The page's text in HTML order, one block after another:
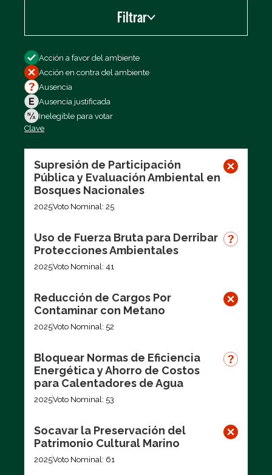
Filtrar
Filtrar por
Acción a favor del ambiente
Acción en contra del ambiente
Ausencia
Ausencia justificada
Inelegible para votar
Clave
Supresión de Participación
Pública y Evaluación Ambiental en
Bosques Nacionales
2025Voto Nominal: 25
Uso de Fuerza Bruta para Derribar
Protecciones Ambientales
2025Voto Nominal: 41
Reducción de Cargos Por
Contaminar con Metano
2025Voto Nominal: 52
Bloquear Normas de Eficiencia
Energética y Ahorro de Costos
para Calentadores de Agua
2025Voto Nominal: 53
Socavar la Preservación del
Patrimonio Cultural Marino
2025Voto Nominal: 61